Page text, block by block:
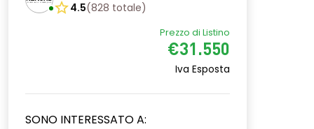
4.5(828 totale)
Prezzo di Listino
€31.550
Iva Esposta
SONO INTERESSATO A: